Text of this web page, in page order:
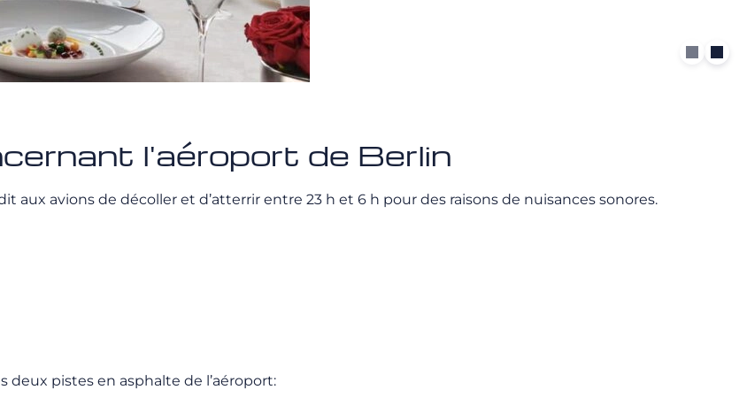
l'aéroport de Berlin
aux avions de décoller et d’atterrir entre 23 h et 6 h pour des raisons de nuisances sonores.
deux pistes en asphalte de l’aéroport: